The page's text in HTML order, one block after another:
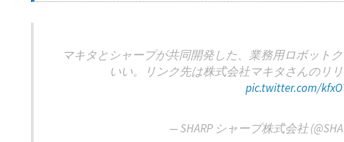
マキタとシャープが共同開発した、業務用ロボット
いい。リンク先は株式会社マキタさんのリリ
pic.twitter.com/
— SHARP シャープ株式会社